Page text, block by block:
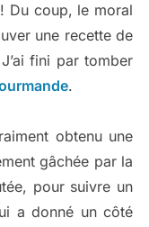
Du coup, le moral
une recette de
fini par tomber
.
obtenu une
gâchée par la
pour suivre un
a donné un côté